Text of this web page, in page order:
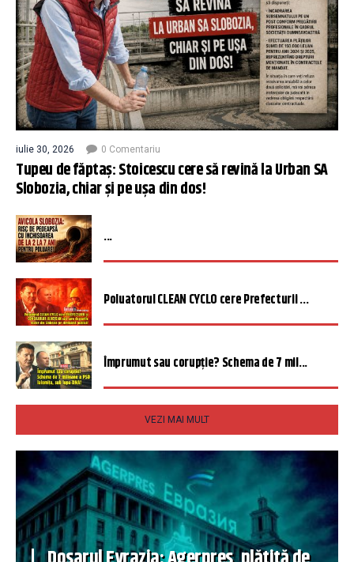
iulie 30, 2026 0 Comentariu
Tupeu de făptaș: Stoicescu cere să revină la Urban SA
Slobozia, chiar și pe ușa din dos!
...
Poluatorul CLEAN CYCLO cere Prefecturii ...
Împrumut sau corupție? Schema de 7 mil...
VEZI MAI MULT